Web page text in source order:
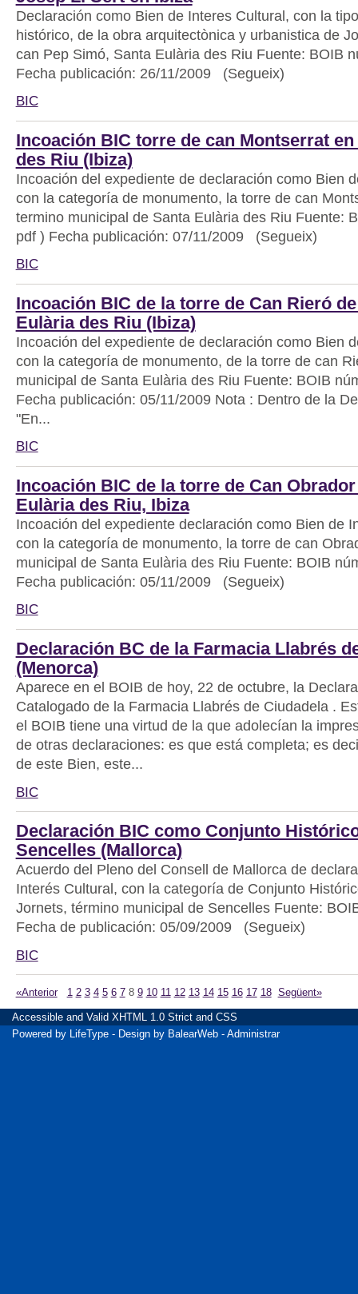
Declaración como Bien de Interes Cultural, con la
histórico, de la obra arquitectònica y urbanistica de
can Pep Simó, Santa Eulària des Riu Fuente: BOIB
Fecha publicación: 26/11/2009 (Segueix)
BIC
Incoación BIC torre de can Montserrat
des Riu (Ibiza)
Incoación del expediente de declaración como Bien
con la categoría de monumento, la torre de can
termino municipal de Santa Eulària des Riu Fuente:
pdf ) Fecha publicación: 07/11/2009 (Segueix)
BIC
Incoación BIC de la torre de Can Rieró
Eulària des Riu (Ibiza)
Incoación del expediente de declaración como Bien
con la categoría de monumento, de la torre de can
municipal de Santa Eulària des Riu Fuente: BOIB
Fecha publicación: 05/11/2009 Nota : Dentro de la
"En...
BIC
Incoación BIC de la torre de Can
Eulària des Riu, Ibiza
Incoación del expediente declaración como Bien de
con la categoría de monumento, la torre de can
municipal de Santa Eulària des Riu Fuente: BOIB
Fecha publicación: 05/11/2009 (Segueix)
BIC
Declaración BC de la Farmacia Llabrés
(Menorca)
Aparece en el BOIB de hoy, 22 de octubre, la
Catalogado de la Farmacia Llabrés de Ciudadela .
el BOIB tiene una virtud de la que adolecían la
de otras declaraciones: es que está completa; es
de este Bien, este...
BIC
Declaración BIC como Conjunto
Sencelles (Mallorca)
Acuerdo del Pleno del Consell de Mallorca de
Interés Cultural, con la categoría de Conjunto
Jornets, término municipal de Sencelles Fuente:
Fecha de publicación: 05/09/2009 (Segueix)
BIC
«Anterior 1 2 3 4 5 6 7 8 9 10 11 12 13 14 15 16 17 18 Següent»
Accessible and Valid XHTML 1.0 Strict and CSS
Powered by
LifeType - Design by BalearWeb - Administrar